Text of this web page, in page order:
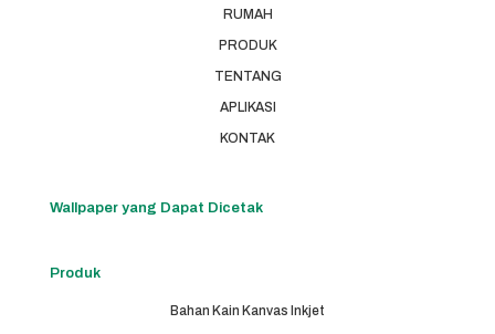
RUMAH
PRODUK
TENTANG
APLIKASI
KONTAK
Wallpaper yang Dapat Dicetak
Produk
Bahan Kain Kanvas Inkjet